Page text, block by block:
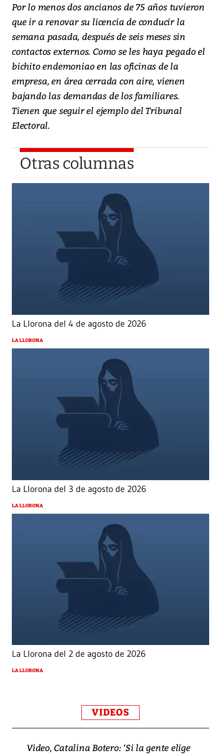
Por lo menos dos ancianos de 75 años tuvieron
que ir a renovar su licencia de conducir la
semana pasada, después de seis meses sin
contactos externos. Como se les haya pegado el
bichito endemoniao en las oficinas de la
empresa, en área cerrada con aire, vienen
bajando las demandas de los familiares.
Tienen que seguir el ejemplo del Tribunal
Electoral.
Otras columnas
La Llorona del 4 de agosto de 2026
LA LLORONA
La Llorona del 3 de agosto de 2026
LA LLORONA
La Llorona del 2 de agosto de 2026
LA LLORONA
VIDEOS
Video, Catalina Botero: ‘Si la gente elige